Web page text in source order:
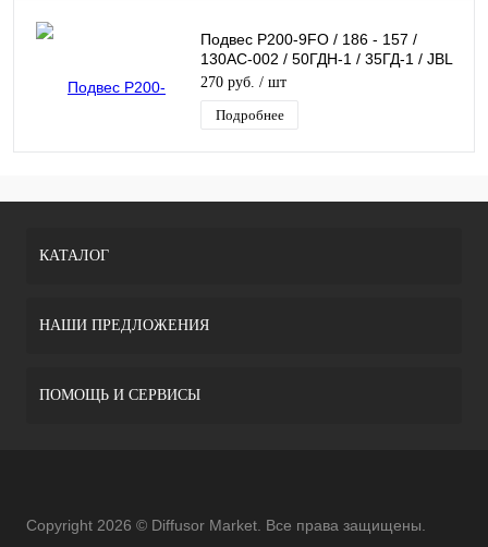
Подвес Р200-9FO / 186 - 157 /
130АС-002 / 50ГДН-1 / 35ГД-1 / JBL
A0408
270 руб. / шт
Подробнее
КАТАЛОГ
НАШИ ПРЕДЛОЖЕНИЯ
ПОМОЩЬ И СЕРВИСЫ
Copyright 2026 © Diffusor Market. Все права защищены.